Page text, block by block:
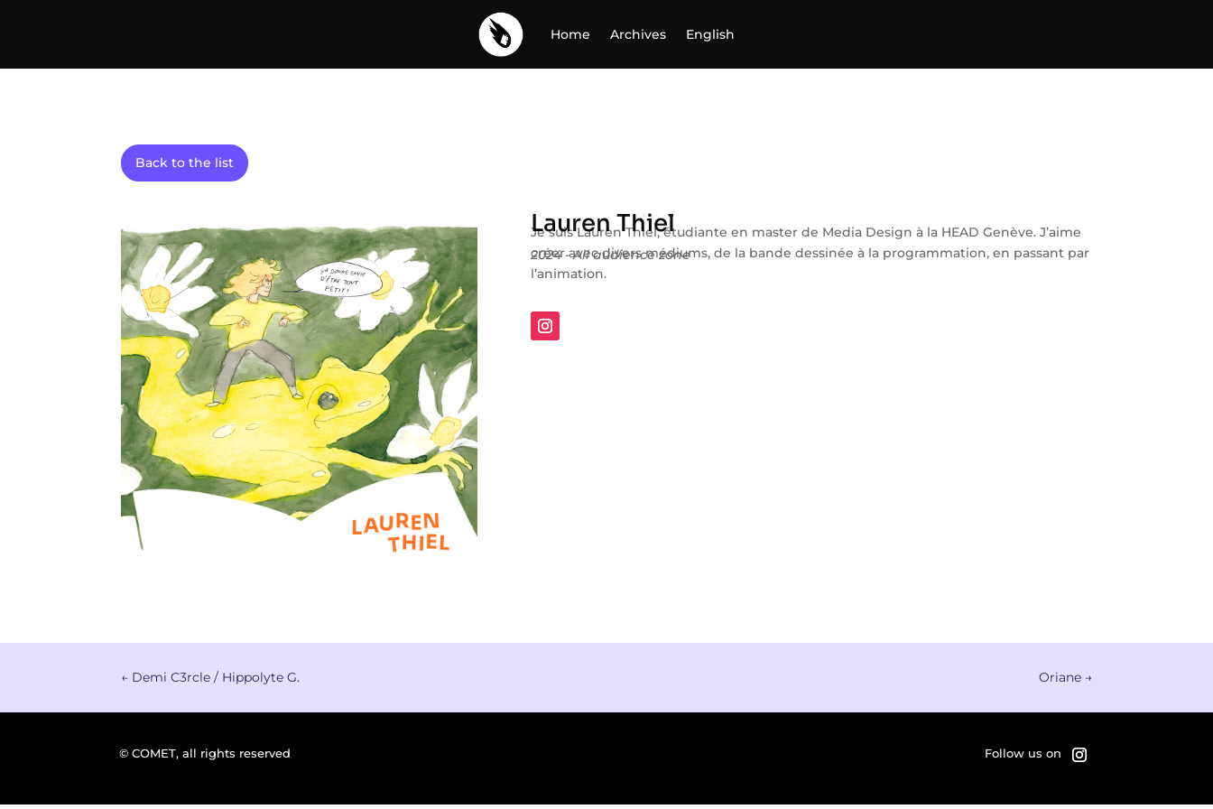
Home Archives English
Back to the list
Lauren Thiel
2024 - All audience zone
Je suis Lauren Thiel, étudiante en master de Media Design à la HEAD Genève. J’aime
créer avec divers médiums, de la bande dessinée à la programmation, en passant par
l’animation.
← Demi C3rcle / Hippolyte G. Oriane→
© COMET, all rights reserved